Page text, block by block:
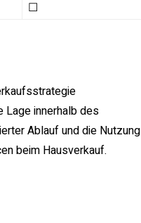
☐
Lage innerhalb des
Ablauf und die Nutzung
beim Hausverkauf.